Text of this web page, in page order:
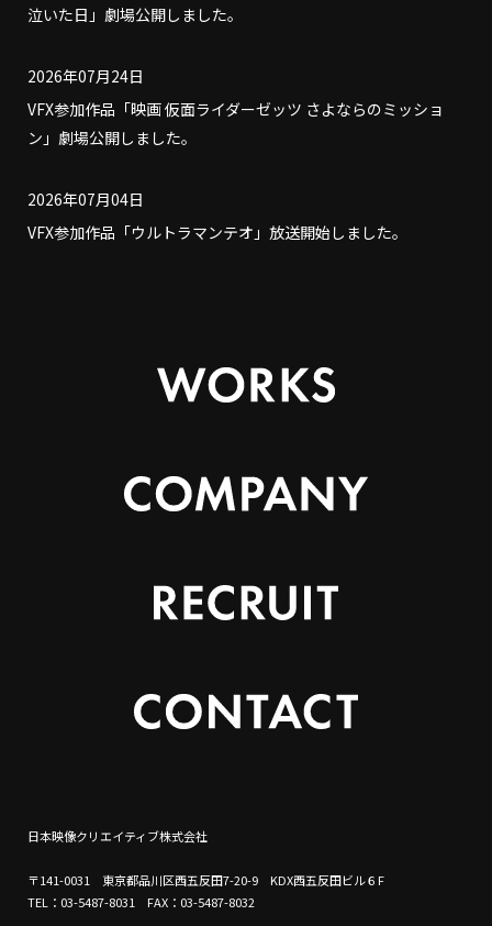
泣いた日」劇場公開しました。
2026年07月24日
VFX参加作品「映画 仮面ライダーゼッツ さよならのミッショ
ン」劇場公開しました。
2026年07月04日
VFX参加作品「ウルトラマンテオ」放送開始しました。
日本映像クリエイティブ株式会社
〒141-0031 東京都品川区西五反田7-20-9 KDX西五反田ビル６F
TEL：03-5487-8031 FAX：03-5487-8032